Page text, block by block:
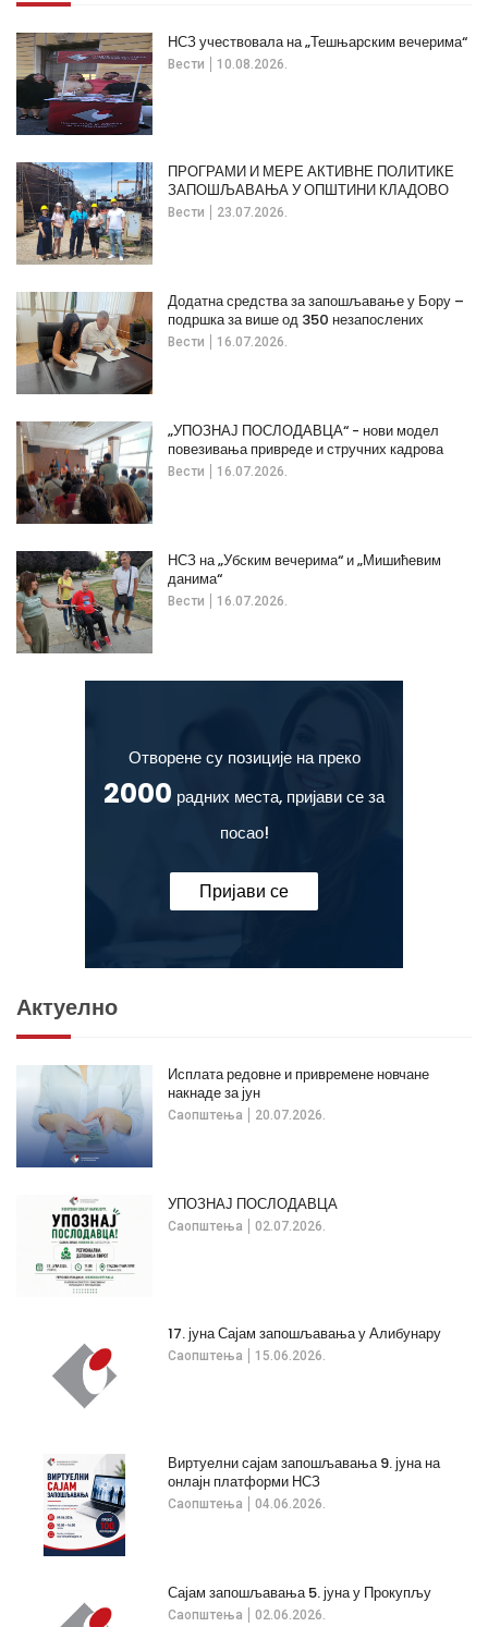
Вести 10.08.2026.
НСЗ учествовала на „Тешњарским вечерима“
Вести 23.07.2026.
ПРОГРАМИ И МЕРЕ АКТИВНЕ ПОЛИТИКЕ
ЗАПОШЉАВАЊА У ОПШТИНИ КЛАДОВО
Вести 16.07.2026.
Додатна средства за запошљавање у Бору –
подршка за више од 350 незапослених
Вести 16.07.2026.
„УПОЗНАЈ ПОСЛОДАВЦА“ - нови модел
повезивања привреде и стручних кадрова
Вести 16.07.2026.
НСЗ на „Убским вечерима“ и „Мишићевим
данима“
Отворене су позиције на преко
2000 радних места, пријави се за
посао!
Пријави се
Актуелно
Саопштења 20.07.2026.
Исплата редовне и привремене новчане
накнаде за јун
Саопштења 02.07.2026.
УПОЗНАЈ ПОСЛОДАВЦА
Саопштења 15.06.2026.
17. јуна Сајам запошљавања у Алибунару
Саопштења 04.06.2026.
Виртуелни сајам запошљавања 9. јуна на
онлајн платформи НСЗ
Саопштења 02.06.2026.
Сајам запошљавања 5. јуна у Прокупљу